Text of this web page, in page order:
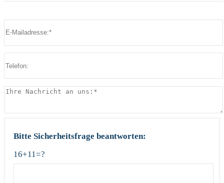
Bitte lasse dieses Feld leer.
Bitte Sicherheitsfrage beantworten:
16+11=?